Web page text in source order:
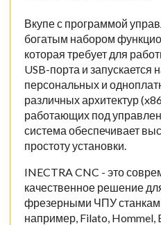
Вкупе с программой
богатым набором
которая требует для
USB-порта и запускается
персональных и
различных архитектур
работающих под
система обеспечивает
простоту установки.
INECTRA CNC - это
качественное решение
фрезерными ЧПУ
например, Filato, Hommel,